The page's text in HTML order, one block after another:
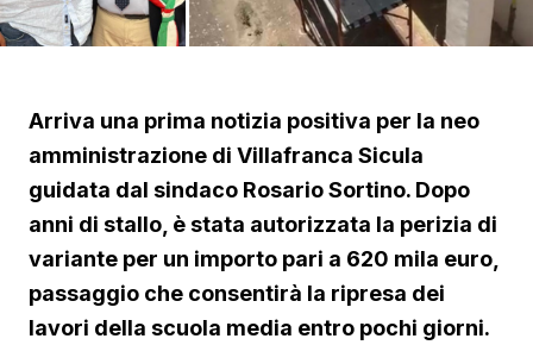
Arriva una prima notizia positiva per la neo
amministrazione di Villafranca Sicula
guidata dal sindaco Rosario Sortino. Dopo
anni di stallo, è stata autorizzata la perizia di
variante per un importo pari a 620 mila euro,
passaggio che consentirà la ripresa dei
lavori della scuola media entro pochi giorni.